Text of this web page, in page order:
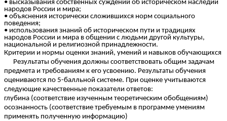
• высказывания собственных суждений об историческом наследии
народов России и мира;
• объяснения исторически сложившихся норм социального
поведения;
• использования знаний об историческом пути и традициях
народов России и мира в общении с людьми другой культуры,
национальной и религиозной принадлежности.
Критерии и нормы оценки знаний, умений и навыков обучающихся
Результаты обучения должны соответствовать общим задачам
предмета и требованиям к его усвоению. Результаты обучения
оцениваются по 5-балльной системе. При оценке учитываются
следующие качественные показатели ответов:
глубина (соответствие изученным теоретическим обобщениям)
осознанность (соответствие требуемым в программе умениям
применять полученную информацию)